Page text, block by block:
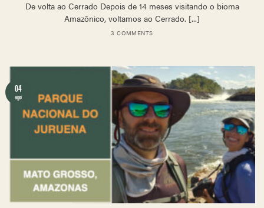
De volta ao Cerrado Depois de 14 meses visitando o bioma
Amazônico, voltamos ao Cerrado. [...]
3 COMMENTS
04
ago